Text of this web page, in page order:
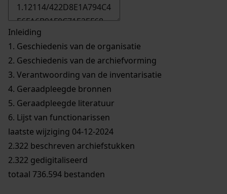
Inleiding
1. Geschiedenis van de organisatie
2. Geschiedenis van de archiefvorming
3. Verantwoording van de inventarisatie
4. Geraadpleegde bronnen
5. Geraadpleegde literatuur
6. Lijst van functionarissen
laatste wijziging 04-12-2024
2.322 beschreven archiefstukken
2.322 gedigitaliseerd
totaal 736.594 bestanden